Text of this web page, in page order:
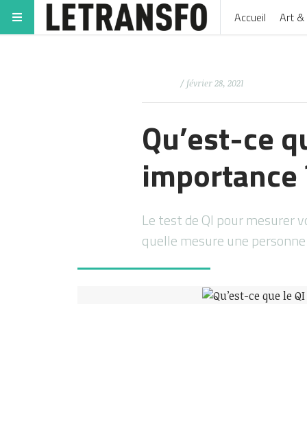
Accueil Art &
/ février 28, 2021
Qu’est-ce
importance
Le test de QI pour mesurer
quelle mesure une